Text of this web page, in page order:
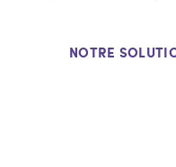
NOTRE